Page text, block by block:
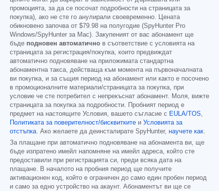
промоцията, за да се посочат подробности на страницата за
покупка), ако не сте го анулирали своевременно. Цената
обикновено започва от $79.98 на полугодие (SpyHunter Pro
Windows/SpyHunter за Mac). Закупеният от вас абонамент ще
бъде подновен автоматично в съответствие с условията на
страницата за регистрация/покупка, които предвиждат
автоматично подновяване на приложимата стандартна
абонаментна такса, действаща към момента на първоначалната
ви покупка, и за същия период на абонамент или както е посочено
в промоционалните материали/страницата за покупка, при
условие че сте потребител с непрекъснат абонамент. Моля, вижте
страницата за покупка за подробности. Пробният период е
предмет на настоящите Условия, вашето съгласие с EULA/TOS
Политиката за поверителност/бисквитките и Условията за
отстъпка . Ако желаете да деинсталирате SpyHunter, научете как
За плащане при автоматично подновяване на абонамента ви, ще
бъде изпратено имейл напомняне на имейл адреса, който сте
предоставили при регистрацията си, преди всяка дата на
плащане. В началото на пробния период ще получите
активационен код, който е ограничен до само един пробен период
и само за едно устройство на акаунт. Абонаментът ви ще се